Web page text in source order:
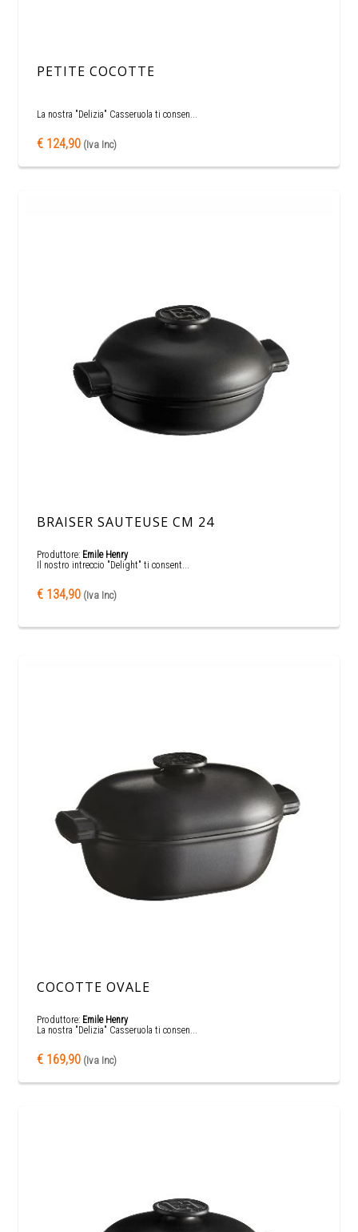
PETITE COCOTTE
La nostra "Delizia" Casseruola ti consen...
€ 124,90 (Iva Inc)
BRAISER SAUTEUSE CM 24
Produttore: Emile Henry
Il nostro intreccio "Delight" ti consent...
€ 134,90 (Iva Inc)
COCOTTE OVALE
Produttore: Emile Henry
La nostra "Delizia" Casseruola ti consen...
€ 169,90 (Iva Inc)